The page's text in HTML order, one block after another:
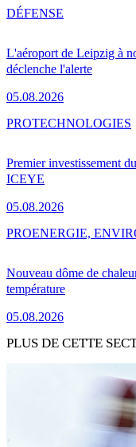
L'aéroport de Leipzig à
déclenche l'alerte
05.08.2026
DÉFENSE
Premier investissement
ICEYE
05.08.2026
PROTECHNOLOGIES
Nouveau dôme de
température
05.08.2026
PROENERGIE,
PLUS DE CETTE